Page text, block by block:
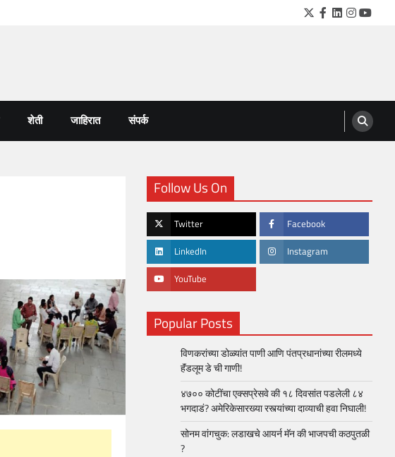
Twitter
Facebook
LinkedIn
शेती जाहिरात संपर्क
Follow Us On
Twitter Facebook
LinkedIn Instagram
YouTube
Popular Posts
विणकरांच्या डोळ्यांत पाणी आणि पंतप्रधानांच्या रीलमध्ये
हॅंडलूम डे ची गाणी!
४७०० कोटींचा एक्सप्रेसवे की १८ दिवसांत पडलेली ८४
भगदाडं? अमेरिकेसारख्या रस्त्यांच्या दाव्याची हवा निघाली!
सोनम वांगचुक: लडाखचे आयर्न मॅन की भाजपची कठपुतळी
?